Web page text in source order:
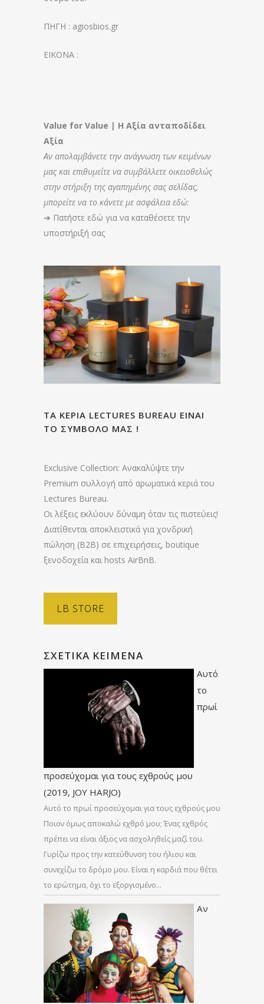
ΠΗΓΗ : agiosbios.gr
EIKONA :
Value for Value | Η Αξία ανταποδίδει
Αξία
Αν απολαμβάνετε την ανάγνωση των κειμένων
μας και επιθυμείτε να συμβάλλετε οικειοθελώς
στην στήριξη της αγαπημένης σας σελίδας,
μπορείτε να το κάνετε με ασφάλεια εδώ:
➔ Πατήστε εδώ για να καταθέσετε την
υποστήριξή σας
ΤΑ ΚΕΡΙΑ LECTURES BUREAU ΕΙΝΑΙ
ΤΟ ΣΥΜΒΟΛΟ ΜΑΣ !
Exclusive Collection: Ανακαλύψτε την
Premium συλλογή από αρωματικά κεριά του
Lectures Bureau.
Οι λέξεις εκλύουν δύναμη όταν τις πιστεύεις!
Διατίθενται αποκλειστικά για χονδρική
πώληση (B2B) σε επιχειρήσεις, boutique
ξενοδοχεία και hosts AirBnB.
LB STORE
ΣΧΕΤΙΚΆ ΚΕΊΜΕΝΑ
Αυτό
το
πρωί
προσεύχομαι για τους εχθρούς μου
(2019, JOY HARJO)
Αυτό το πρωί προσεύχομαι για τους εχθρούς μου
Ποιον όμως αποκαλώ εχθρό μου; Ένας εχθρός
πρέπει να είναι άξιος να ασχοληθείς μαζί του.
Γυρίζω προς την κατεύθυνση του ήλιου και
συνεχίζω το δρόμο μου. Είναι η καρδιά που θέτει
το ερώτημα, όχι το εξοργισμένο…
Αν